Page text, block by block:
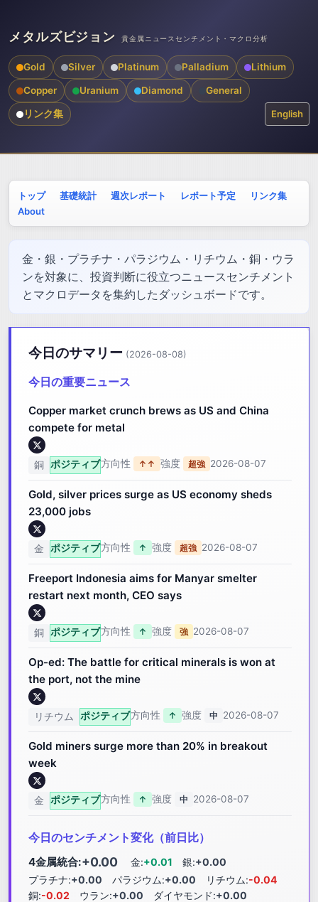
メタルズビジョン 貴金属ニュースセンチメント・マクロ分析
Gold Silver Platinum Palladium Lithium
Copper Uranium Diamond General
リンク集 English
トップ 基礎統計 週次レポート レポート予定
リンク集
About
金・銀・プラチナ・パラジウム・リチウム・銅・ウラ
ンを対象に、投資判断に役立つニュースセンチメント
とマクロデータを集約したダッシュボードです。
今日のサマリー (2026-08-08)
今日の重要ニュース
Copper market crunch brews as US and China
compete for metal
銅 ポジティブ方向性 ↑↑ 強度 超強 2026-08-07
Gold, silver prices surge as US economy sheds
23,000 jobs
金 ポジティブ方向性 ↑ 強度 超強 2026-08-07
Freeport Indonesia aims for Manyar smelter
restart next month, CEO says
銅 ポジティブ方向性 ↑ 強度 強 2026-08-07
Op-ed: The battle for critical minerals is won at
the port, not the mine
リチウム ポジティブ方向性 ↑ 強度 中 2026-08-07
Gold miners surge more than 20% in breakout
week
金 ポジティブ方向性 ↑ 強度 中 2026-08-07
今日のセンチメント変化（前日比）
4金属統合:+0.00 金:+0.01 銀:+0.00
プラチナ:+0.00 パラジウム:+0.00 リチウム:-0.04
銅:-0.02 ウラン:+0.00 ダイヤモンド:+0.00